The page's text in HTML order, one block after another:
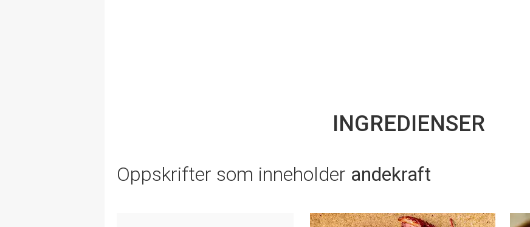
INGREDIENSER
Oppskrifter som inneholder andekraft